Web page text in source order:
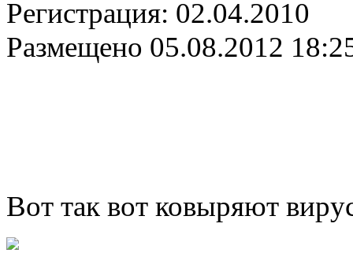
Регистрация: 02.04.2010
Размещено 05.08.2012
Вот так вот ковыряют